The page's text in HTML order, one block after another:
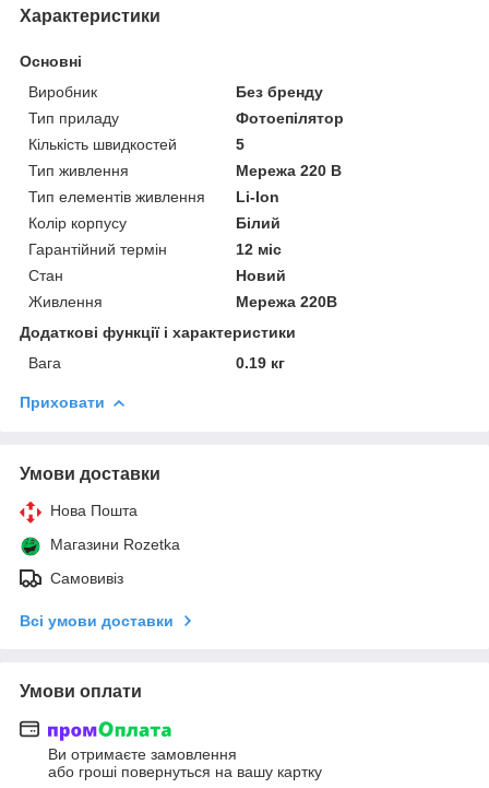
Характеристики
Основні
Виробник
Без бренду
Тип приладу
Фотоепілятор
Кількість швидкостей
5
Тип живлення
Мережа 220 В
Тип елементів живлення
Li-Ion
Колір корпусу
Білий
Гарантійний термін
12 міс
Стан
Новий
Живлення
Мережа 220В
Додаткові функції і характеристики
Вага
0.19 кг
Приховати
Умови доставки
Нова Пошта
Магазини Rozetka
Самовивіз
Всі умови доставки
Умови оплати
Ви отримаєте замовлення
або гроші повернуться на вашу картку